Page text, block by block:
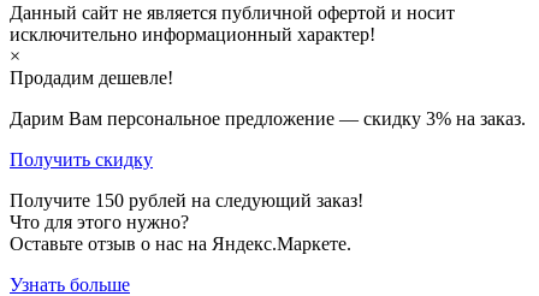
Данный сайт не является публичной офертой и носит
исключительно информационный характер!
×
Продадим дешевле!
Дарим Вам персональное предложение — скидку 3% на заказ.
Получить скидку
Получите 150 рублей на следующий заказ!
Что для этого нужно?
Оставьте отзыв о нас на Яндекс.Маркете.
Узнать больше